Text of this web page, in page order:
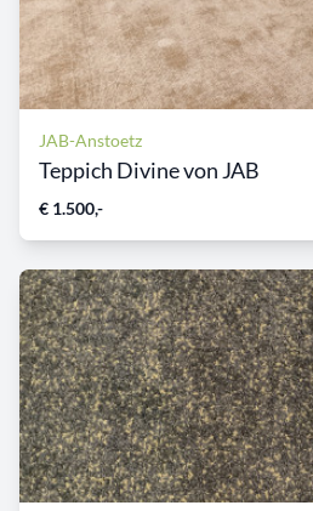
JAB-Anstoetz
Teppich Divine von JAB
€ 1.500,-